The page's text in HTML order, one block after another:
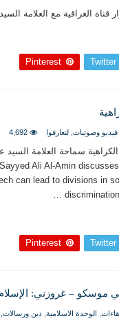
قناة العراقية مع العلامة
Twitter
Pinterest
فيديو وصوتيات ,لتعارفوا 4,692
Ali Al-Amin
can lead to divisions in
Twitter
Pinterest
موسكو – غروزني:
الوحدة الاسلامية ,دين ورسالات